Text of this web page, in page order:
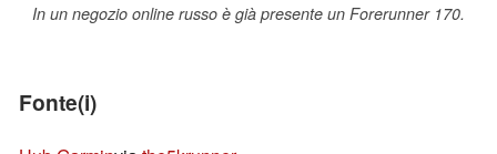
In un negozio online russo è già presente un Forerunner 170.
Fonte(i)